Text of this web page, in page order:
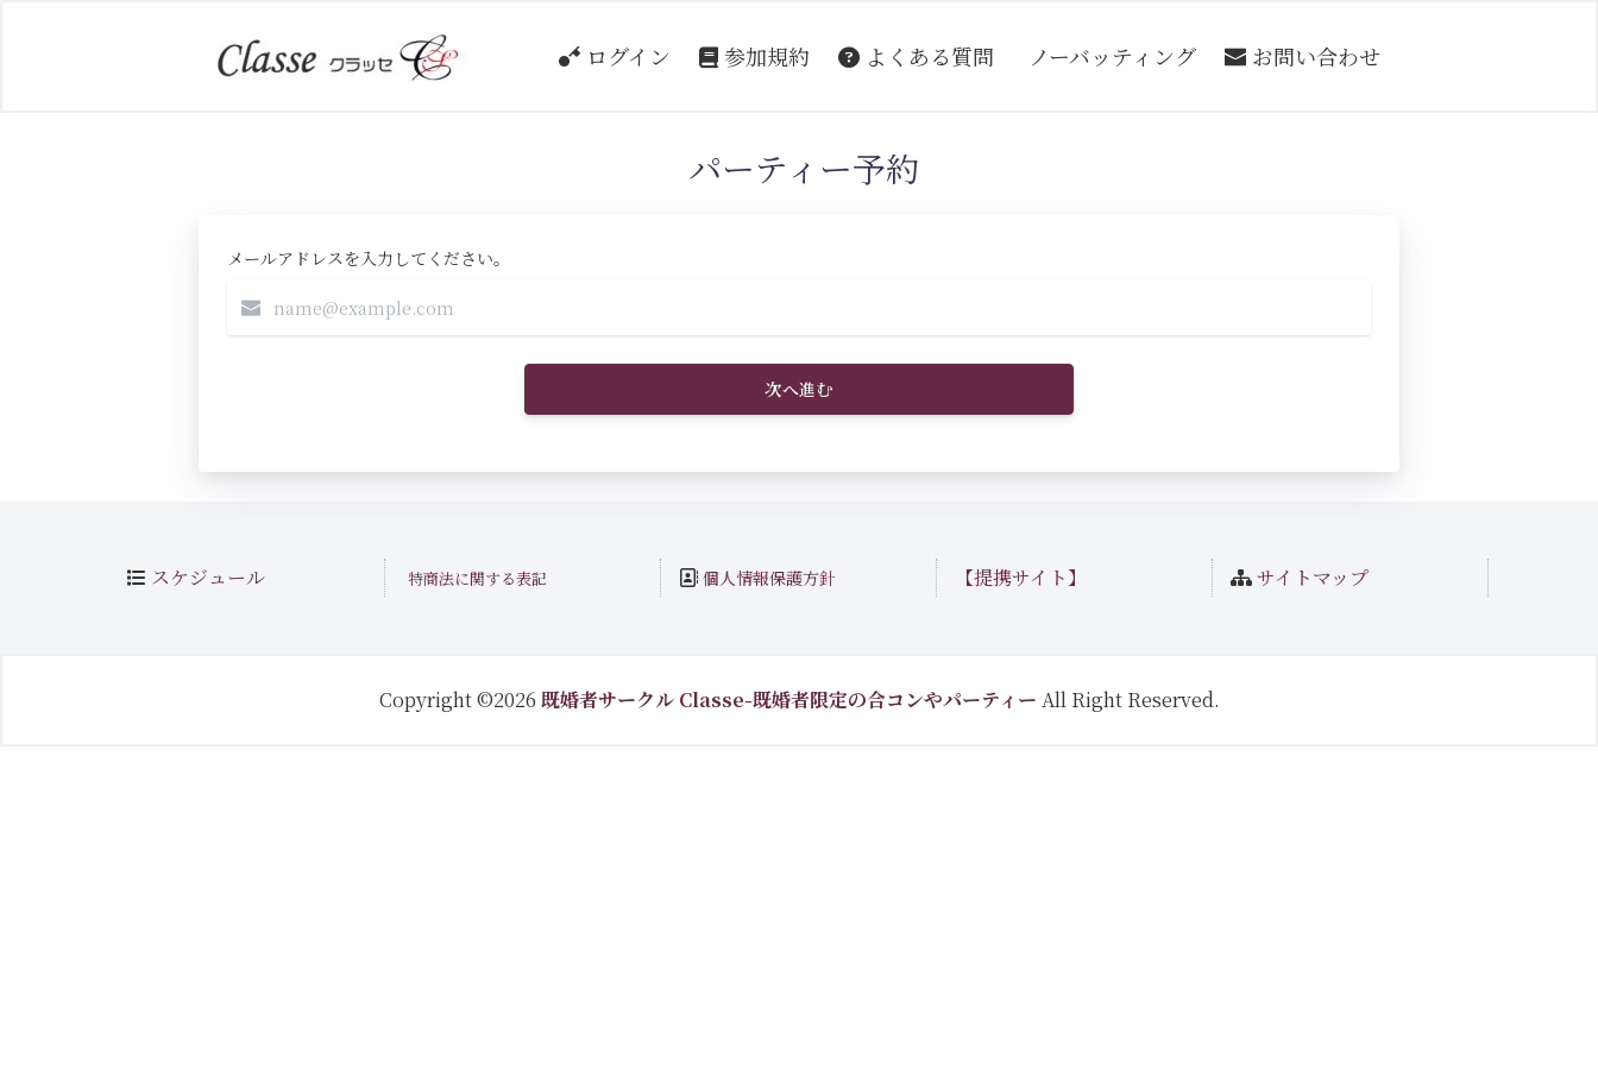
ログイン 参加規約 よくある質問 ノーバッティング お問い合わせ
パーティー予約
メールアドレスを入力してください。
次へ進む
スケジュール 特商法に関する表記 個人情報保護方針 【提携サイト】 サイトマップ
Copyright ©2026 既婚者サークル Classe-既婚者限定の合コンやパーティー All Right Reserved.